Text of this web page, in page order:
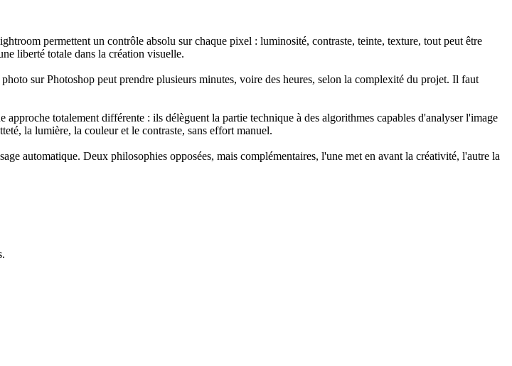
permettent un contrôle absolu sur chaque pixel : luminosité, contraste, teinte, texture, tout peut être
liberté totale dans la création visuelle.
sur Photoshop peut prendre plusieurs minutes, voire des heures, selon la complexité du projet. Il faut
totalement différente : ils délèguent la partie technique à des algorithmes capables d'analyser l'image
la lumière, la couleur et le contraste, sans effort manuel.
automatique. Deux philosophies opposées, mais complémentaires, l'une met en avant la créativité, l'autre la